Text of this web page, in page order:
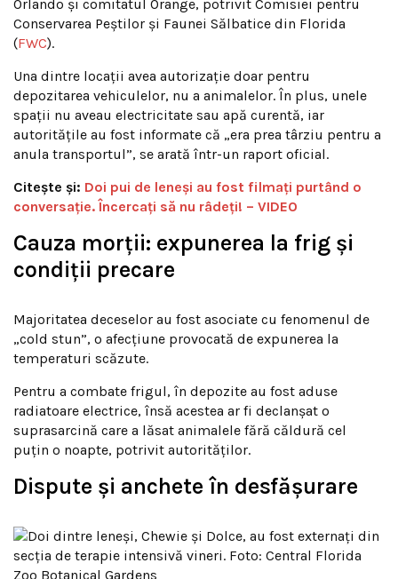
Orlando și comitatul Orange, potrivit Comisiei pentru
Conservarea Peștilor și Faunei Sălbatice din Florida
(FWC).
Una dintre locații avea autorizație doar pentru
depozitarea vehiculelor, nu a animalelor. În plus, unele
spații nu aveau electricitate sau apă curentă, iar
autoritățile au fost informate că „era prea târziu pentru a
anula transportul”, se arată într-un raport oficial.
Citește și: Doi pui de leneşi au fost filmaţi purtând o
conversaţie. Încercaţi să nu râdeţi! – VIDEO
Cauza morții: expunerea la frig și
condiții precare
Majoritatea deceselor au fost asociate cu fenomenul de
„cold stun”, o afecțiune provocată de expunerea la
temperaturi scăzute.
Pentru a combate frigul, în depozite au fost aduse
radiatoare electrice, însă acestea ar fi declanșat o
suprasarcină care a lăsat animalele fără căldură cel
puțin o noapte, potrivit autorităților.
Dispute și anchete în desfășurare